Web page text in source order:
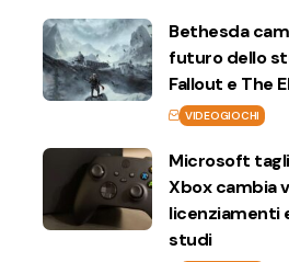
Bethesda
futuro dello
Fallout e The
VIDEOGIOCHI
Microsoft
Xbox cambia
licenziamenti
studi